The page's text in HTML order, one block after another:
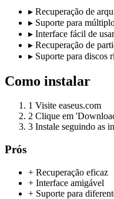
▸ Recuperação de
▸ Suporte para
▸ Interface fácil de usar
▸ Recuperação de
▸ Suporte para discos
Como instalar
1 Visite easeus.com
2 Clique em
3 Instale seguindo as
Prós
+ Recuperação eficaz
+ Interface amigável
+ Suporte para